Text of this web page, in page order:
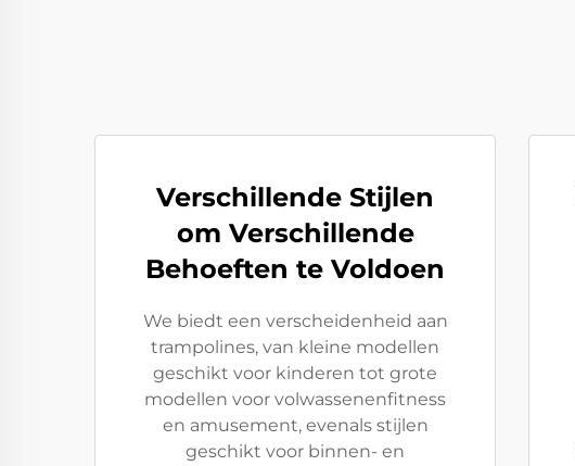
Verschillende Stijlen
om Verschillende
Behoeften te Voldoen
We biedt een verscheidenheid aan
trampolines, van kleine modellen
geschikt voor kinderen tot grote
modellen voor volwassenenfitness
en amusement, evenals stijlen
geschikt voor binnen- en